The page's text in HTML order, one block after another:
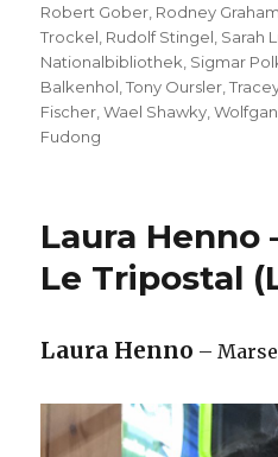
Robert Gober Rodney Graham
Trockel Rudolf Stingel Sarah
Nationalbibliothek Sigmar
Balkenhol ,Tony Oursler ,
Fischer ,Wael Shawky ,
Fudong
Laura Henno
Le Tripostal
Laura Henno –